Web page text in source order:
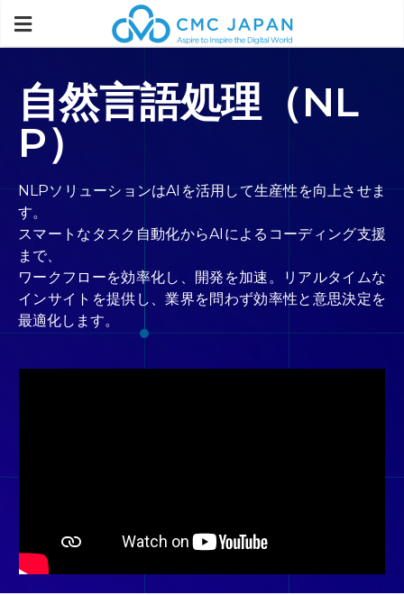
自然言語処理（NL
P）
NLPソリューションはAIを活用して生産性を向上させま
す。
スマートなタスク自動化からAIによるコーディング支援
まで、
ワークフローを効率化し、開発を加速。リアルタイムな
インサイトを提供し、業界を問わず効率性と意思決定を
最適化します。